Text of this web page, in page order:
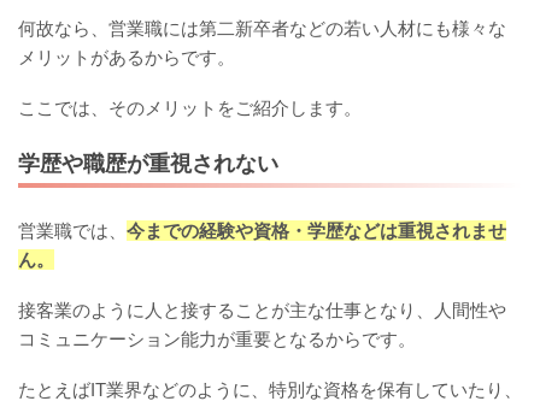
何故なら、営業職には第二新卒者などの若い人材にも様々な
メリットがあるからです。
ここでは、そのメリットをご紹介します。
学歴や職歴が重視されない
営業職では、 今までの経験や資格・学歴などは重視されませ
ん。
接客業のように人と接することが主な仕事となり、人間性や
コミュニケーション能力が重要となるからです。
たとえばIT業界などのように、特別な資格を保有していたり、